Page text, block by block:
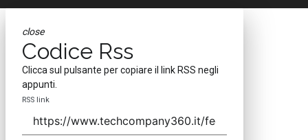
close
Codice Rss
Clicca sul pulsante per copiare il link RSS negli
appunti.
RSS link